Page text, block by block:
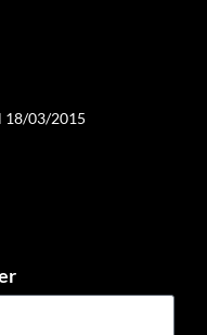
18/03/2015